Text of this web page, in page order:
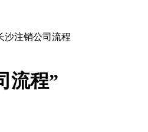
沙注销公司流程
流程”